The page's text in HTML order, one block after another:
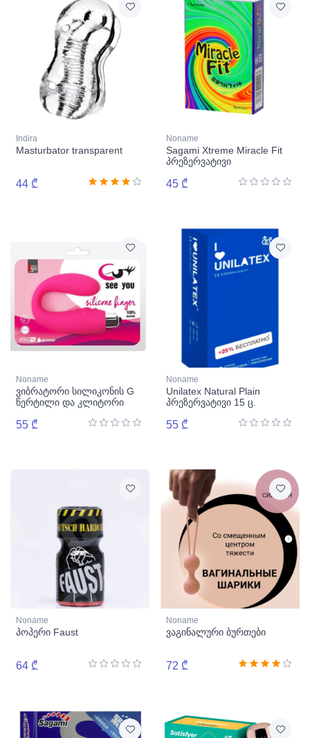
Indira
Masturbator transparent
44 ₾
Noname
Sagami Xtreme Miracle Fit
პრეზერვატივი
45 ₾
Noname
ვიბრატორი სილიკონის G
წერტილი და კლიტორი
სილიკონის თითი
55 ₾
Noname
Unilatex Natural Plain
პრეზერვატივი 15 ც.
55 ₾
Noname
პოპერი Faust
64 ₾
Noname
ვაგინალური ბურთები
72 ₾